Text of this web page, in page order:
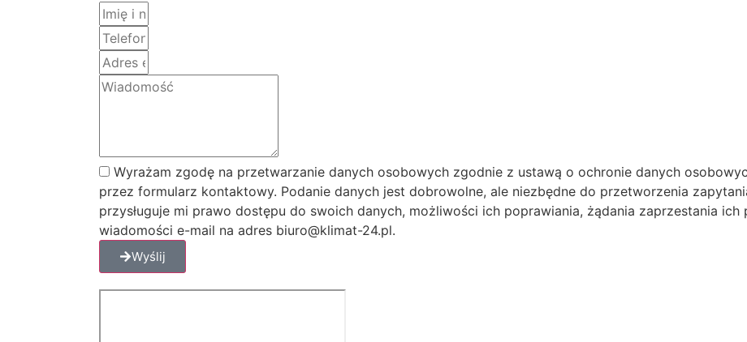
Wyrażam zgodę na przetwarzanie danych osobowych zgodnie z ustawą o ochronie danych
przez formularz kontaktowy. Podanie danych jest dobrowolne, ale niezbędne do przetworzenia
przysługuje mi prawo dostępu do swoich danych, możliwości ich poprawiania, żądania zaprzestania ich
wiadomości e-mail na adres biuro@klimat-24.pl.
Wyślij